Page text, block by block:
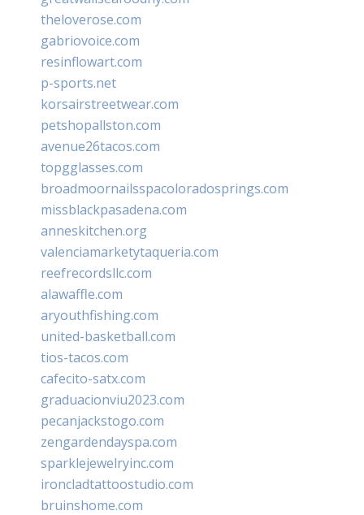
theloverose.com
gabriovoice.com
resinflowart.com
p-sports.net
korsairstreetwear.com
petshopallston.com
avenue26tacos.com
topgglasses.com
broadmoornailsspacoloradosprings.com
missblackpasadena.com
anneskitchen.org
valenciamarketytaqueria.com
reefrecordsllc.com
alawaffle.com
aryouthfishing.com
united-basketball.com
tios-tacos.com
cafecito-satx.com
graduacionviu2023.com
pecanjackstogo.com
zengardendayspa.com
sparklejewelryinc.com
ironcladtattoostudio.com
bruinshome.com